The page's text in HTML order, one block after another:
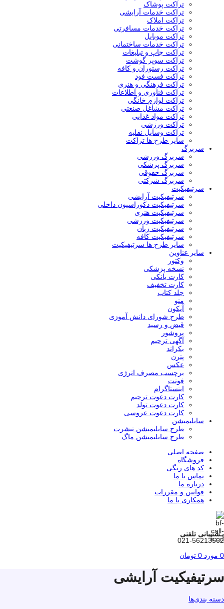
تراکت پوشاک
تراکت خدمات آرایشی
تراکت املاک
تراکت خدمات مسافرتی
تراکت موبایل
تراکت خدمات ساختمانی
تراکت چاپ و تبلیغات
تراکت سوپر گوشت
تراکت رستوران و کافه
تراکت فست فود
تراکت فرهنگی و هنری
تراکت فناوری و اطلاعات
تراکت لوازم خانگی
تراکت مشاغل صنعتی
تراکت مواد غذایی
تراکت ورزشی
تراکت وسایل نقلیه
سایر طرح ها تراکت
سربرگ
سربرگ ورزشی
سربرگ پزشکی
سربرگ حقوقی
سربرگ شرکتی
سرتیفیکیت
سرتیفیکیت آرایشی
سرتیفیکیت دکوراسیون داخلی
سرتیفیکیت هنری
سرتیفیکیت ورزشی
سرتیفیکیت زبان
سرتیفیکیت کافه
سایر طرح ها سرتیفیکیت
سایر عناوین
وکتور
نسخه پزشکی
کارت بانکی
کارت تخفیف
جلد کتاب
منو
آیکون
طرح شورای دانش آموزی
قبض و رسید
بروشور
آگهی ترحیم
بکراند
پترن
عکس
برچسب مصرف انرژی
فونت
اینستاگرام
کارت دعوت ترحیم
کارت دعوت تولد
کارت دعوت عروسی
سابلیمیشن
طرح سابلیمیشن تیشرت
طرح سابلیمیشن ماگ
صفحه اصلی
فروشگاه
کد های رنگی
تماس با ما
درباره ما
قوانین و مقررات
همکاری با ما
پـشتیبانی تلفنی
021-56213562
0 مورد 0 تومان
سرتیفیکیت آرایشی
دسته بندی‌ها